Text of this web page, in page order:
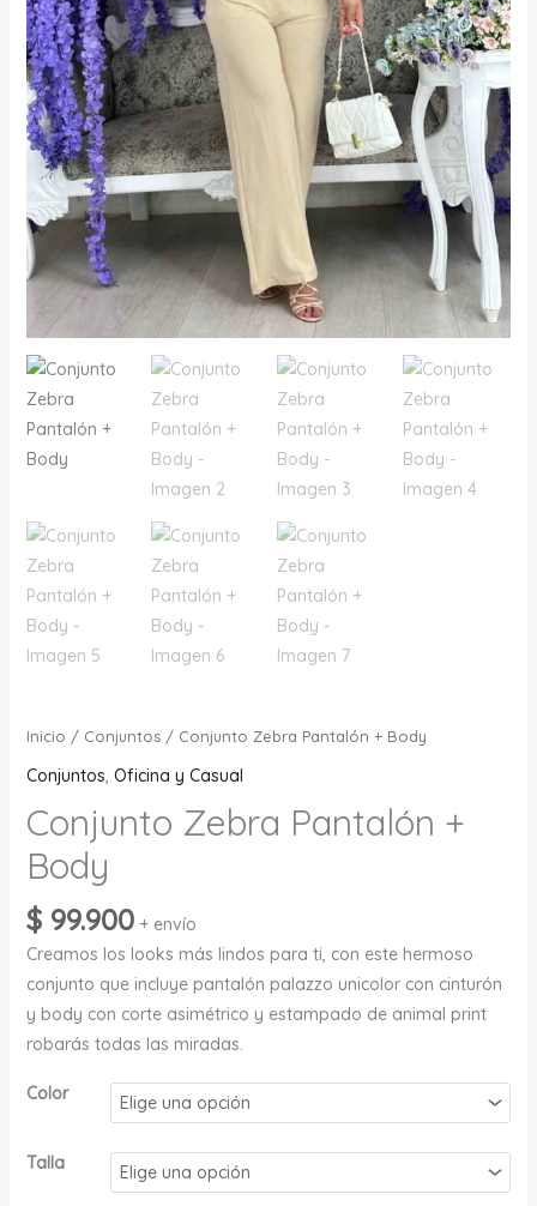
Inicio / Conjuntos/ Conjunto Zebra Pantalón + Body
Conjuntos, Oficina y Casual
Conjunto Zebra Pantalón +
Body
$99.900 + envío
Creamos los looks más lindos para ti, con este hermoso
conjunto que incluye pantalón palazzo unicolor con cinturón
y body con corte asimétrico y estampado de animal print
robarás todas las miradas.
Color
Talla